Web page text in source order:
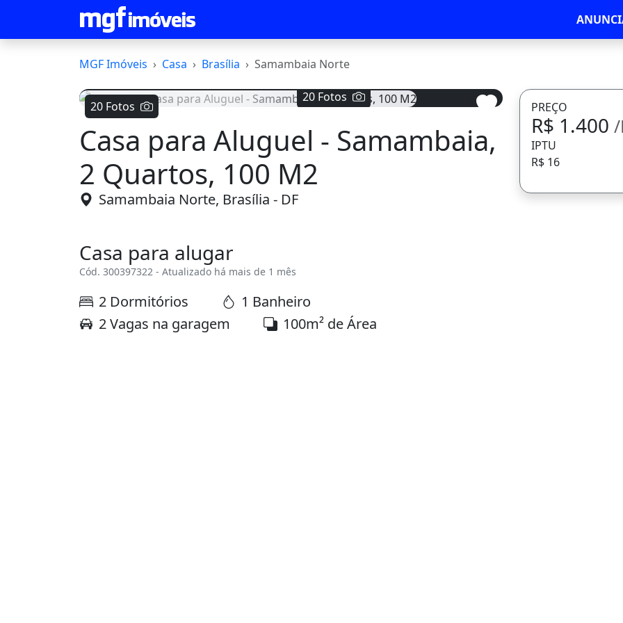
MGF Imóveis Casa Brasília Samambaia Norte
20 Fotos
20 Fotos
Avançar
Casa para Aluguel - Samambaia,
2 Quartos, 100 M2
Samambaia Norte, Brasília - DF
Casa para alugar
Cód. 300397322 - Atualizado há mais de 1 mês
2 Dormitórios
1 Banheiro
2 Vagas na garagem
100m² de Área
PREÇO
R$ 1.400
IPTU
R$ 16